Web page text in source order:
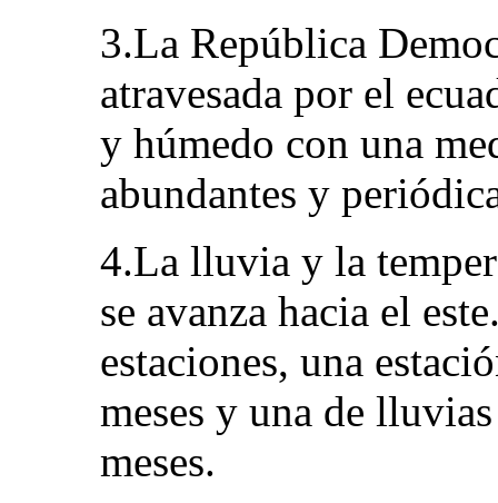
3.La República
atravesada por el
y húmedo con una
abundantes y
4.La lluvia y la
se avanza hacia el
estaciones, una
meses y una de
meses.